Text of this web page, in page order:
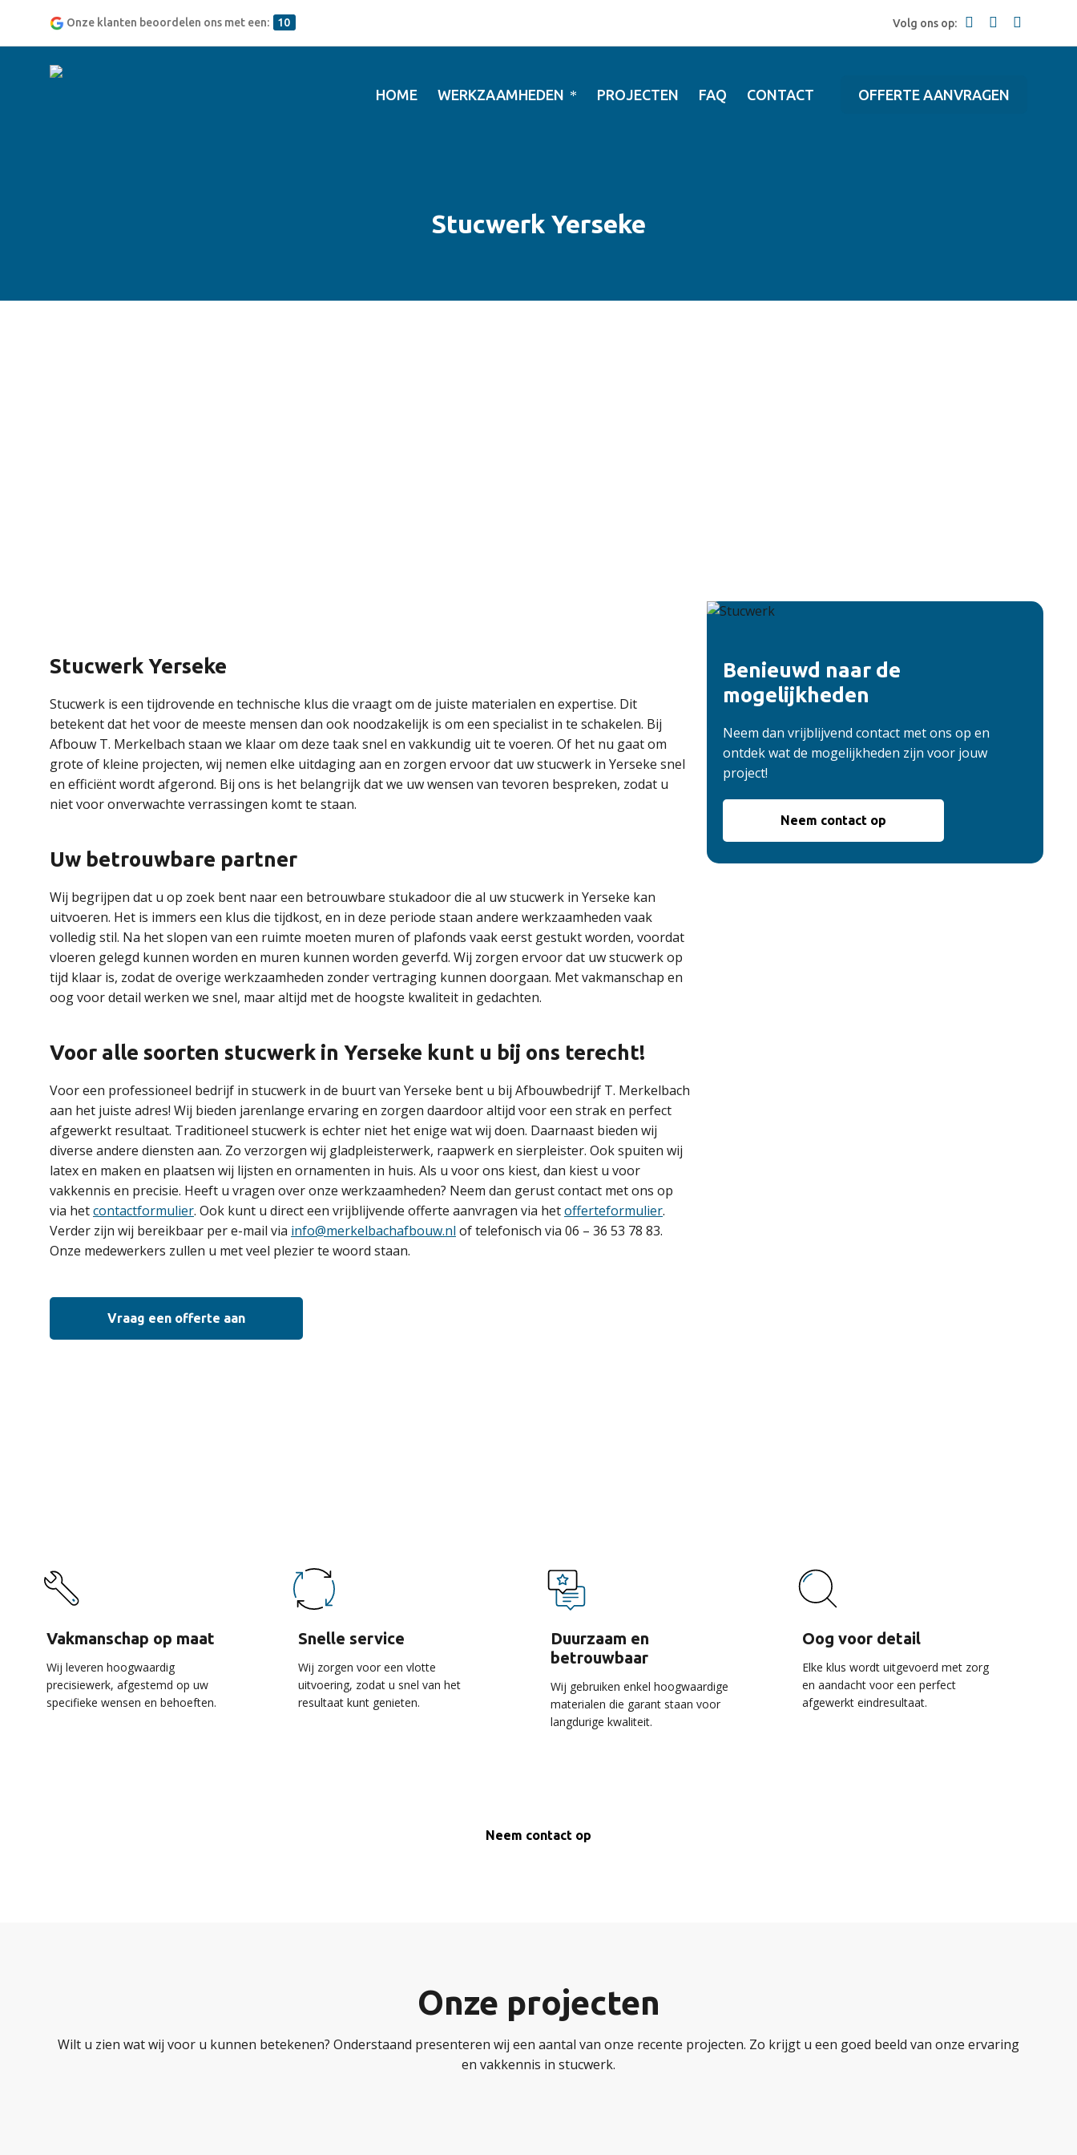
Onze klanten beoordelen ons met een: 10 Volg ons op:
HOME WERKZAAMHEDEN PROJECTEN FAQ CONTACT OFFERTE AANVRAGEN
Stucwerk Yerseke
Stucwerk Yerseke
Stucwerk is een tijdrovende en technische klus die vraagt om de juiste materialen en expertise. Dit
betekent dat het voor de meeste mensen dan ook noodzakelijk is om een specialist in te schakelen. Bij
Afbouw T. Merkelbach staan we klaar om deze taak snel en vakkundig uit te voeren. Of het nu gaat om
grote of kleine projecten, wij nemen elke uitdaging aan en zorgen ervoor dat uw stucwerk in Yerseke snel
en efficiënt wordt afgerond. Bij ons is het belangrijk dat we uw wensen van tevoren bespreken, zodat u
niet voor onverwachte verrassingen komt te staan.
Uw betrouwbare partner
Wij begrijpen dat u op zoek bent naar een betrouwbare stukadoor die al uw stucwerk in Yerseke kan
uitvoeren. Het is immers een klus die tijdkost, en in deze periode staan andere werkzaamheden vaak
volledig stil. Na het slopen van een ruimte moeten muren of plafonds vaak eerst gestukt worden, voordat
vloeren gelegd kunnen worden en muren kunnen worden geverfd. Wij zorgen ervoor dat uw stucwerk op
tijd klaar is, zodat de overige werkzaamheden zonder vertraging kunnen doorgaan. Met vakmanschap en
oog voor detail werken we snel, maar altijd met de hoogste kwaliteit in gedachten.
Voor alle soorten stucwerk in Yerseke kunt u bij ons terecht!
Voor een professioneel bedrijf in stucwerk in de buurt van Yerseke bent u bij Afbouwbedrijf T. Merkelbach
aan het juiste adres! Wij bieden jarenlange ervaring en zorgen daardoor altijd voor een strak en perfect
afgewerkt resultaat. Traditioneel stucwerk is echter niet het enige wat wij doen. Daarnaast bieden wij
diverse andere diensten aan. Zo verzorgen wij gladpleisterwerk, raapwerk en sierpleister. Ook spuiten wij
latex en maken en plaatsen wij lijsten en ornamenten in huis. Als u voor ons kiest, dan kiest u voor
vakkennis en precisie. Heeft u vragen over onze werkzaamheden? Neem dan gerust contact met ons op
via hetcontactformulier. Ook kunt u direct een vrijblijvende offerte aanvragen via hetofferteformulier.
Verder zijn wij bereikbaar per e-mail via info@merkelbachafbouw.nl of telefonisch via 06 – 36 53 78 83.
Onze medewerkers zullen u met veel plezier te woord staan.
Vraag een offerte aan
Benieuwd naar de
mogelijkheden
Neem dan vrijblijvend contact met ons op en
ontdek wat de mogelijkheden zijn voor jouw
project!
Neem contact op
Vakmanschap op maat
Wij leveren hoogwaardig
precisiewerk, afgestemd op uw
specifieke wensen en behoeften.
Snelle service
Wij zorgen voor een vlotte
uitvoering, zodat u snel van het
resultaat kunt genieten.
Duurzaam en
betrouwbaar
Wij gebruiken enkel hoogwaardige
materialen die garant staan voor
langdurige kwaliteit.
Oog voor detail
Elke klus wordt uitgevoerd met zorg
en aandacht voor een perfect
afgewerkt eindresultaat.
Neem contact op
Onze projecten
Wilt u zien wat wij voor u kunnen betekenen? Onderstaand presenteren wij een aantal van onze recente projecten. Zo krijgt u een goed beeld van onze ervaring
en vakkennis in stucwerk.